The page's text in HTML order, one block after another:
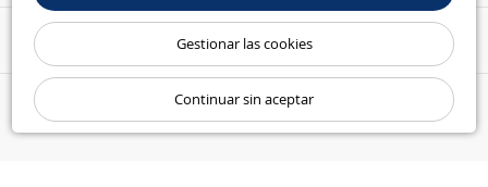
Gestionar las cookies
Continuar sin aceptar
Pago seguro
Nuestras garantías